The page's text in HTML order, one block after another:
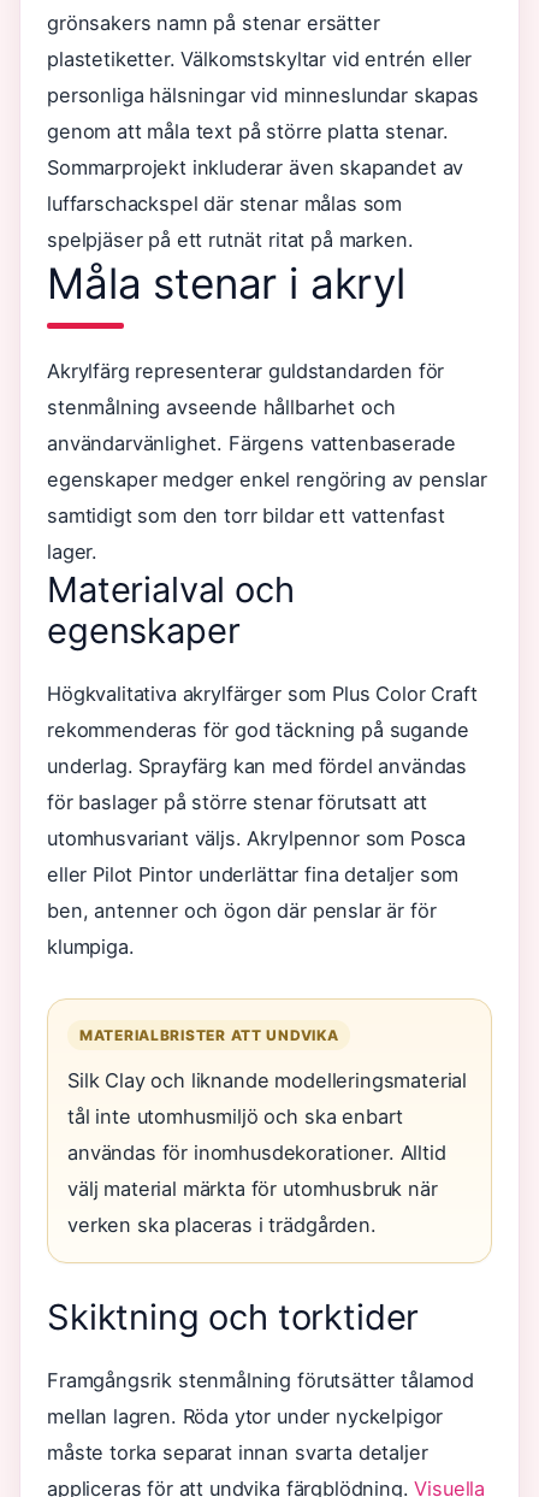
grönsakers namn på stenar ersätter
plastetiketter. Välkomstskyltar vid entrén eller
personliga hälsningar vid minneslundar skapas
genom att måla text på större platta stenar.
Sommarprojekt inkluderar även skapandet av
luffarschackspel där stenar målas som
spelpjäser på ett rutnät ritat på marken.
Måla stenar i akryl
Akrylfärg representerar guldstandarden för
stenmålning avseende hållbarhet och
användarvänlighet. Färgens vattenbaserade
egenskaper medger enkel rengöring av penslar
samtidigt som den torr bildar ett vattenfast
lager.
Materialval och
egenskaper
Högkvalitativa akrylfärger som Plus Color Craft
rekommenderas för god täckning på sugande
underlag. Sprayfärg kan med fördel användas
för baslager på större stenar förutsatt att
utomhusvariant väljs. Akrylpennor som Posca
eller Pilot Pintor underlättar fina detaljer som
ben, antenner och ögon där penslar är för
klumpiga.
MATERIALBRISTER ATT UNDVIKA
Silk Clay och liknande modelleringsmaterial
tål inte utomhusmiljö och ska enbart
användas för inomhusdekorationer. Alltid
välj material märkta för utomhusbruk när
verken ska placeras i trädgården.
Skiktning och torktider
Framgångsrik stenmålning förutsätter tålamod
mellan lagren. Röda ytor under nyckelpigor
måste torka separat innan svarta detaljer
appliceras för att undvika färgblödning.Visuella